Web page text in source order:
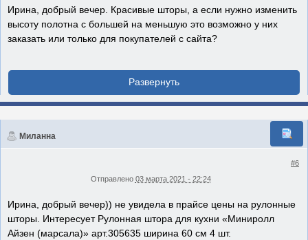
Ирина, добрый вечер. Красивые шторы, а если нужно изменить
высоту полотна с большей на меньшую это возможно у них
заказать или только для покупателей с сайта?
Миланна
#6
Отправлено 03 марта 2021 - 22:24
Ирина, добрый вечер)) не увидела в прайсе цены на рулонные
шторы. Интересует Рулонная штора для кухни «Миниролл
Айзен (марсала)» арт.305635 ширина 60 см 4 шт.